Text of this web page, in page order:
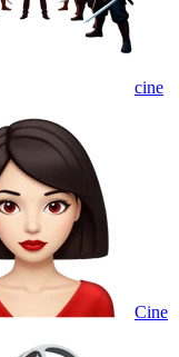
cine
Cine